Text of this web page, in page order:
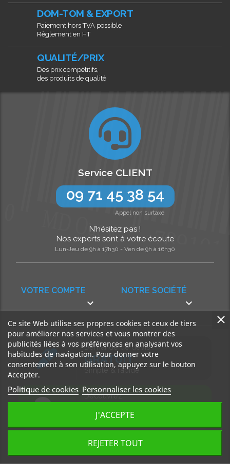
DOM-TOM & EXPORT
Paiement hors TVA possible
Règlement en HT
QUALITÉ/PRIX
Des prix compétitifs,
des produits de qualité
NOTRE SOCIÉTÉ

VOTRE COMPTE

Service CLIENT
09 71 45 38 54
Appel non surtaxé
N’hésitez pas !
Nos experts sont à votre écoute
Lun-Jeu de 9h à 17h30 - Ven de 9h à 16h30
Demande de devis
GRATUIT
Simple & rapide
Découvrez
Accédez à nos articles
Ce site Web utilise ses propres cookies et ceux de tiers
pour améliorer nos services et vous montrer des
publicités liées à vos préférences en analysant vos
habitudes de navigation. Pour donner votre
consentement à son utilisation, appuyez sur le bouton
Accepter.
Politique de cookies Personnaliser les cookies
REJETER TOUT
J'ACCEPTE
Tous droits réservés, MD Ouest © 2026